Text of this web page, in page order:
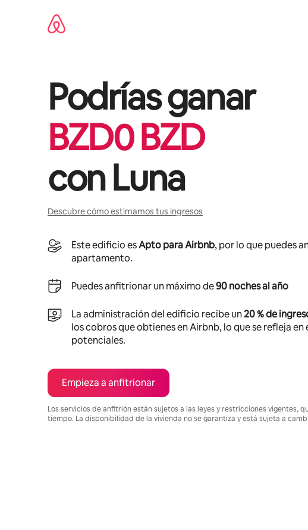
Podrías ganar
BZD0BZD
conLuna
Descubre cómo estimamos tus ingresos
Este edificio esApto para Airbnb, por lo que puedes
apartamento.
Puedes anfitrionar un máximo de90 noches al año
La administración del edificio recibe un20 % de
los cobros que obtienes en Airbnb, lo que se refleja
potenciales.
Empieza a anfitrionar
Los servicios de anfitrión están sujetos a las leyes y restricciones vigentes,
tiempo. La disponibilidad de la vivienda no se garantiza y está sujeta a